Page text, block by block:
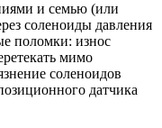
и семью (или
соленоиды давления
поломки: износ
мимо
соленоидов
датчика